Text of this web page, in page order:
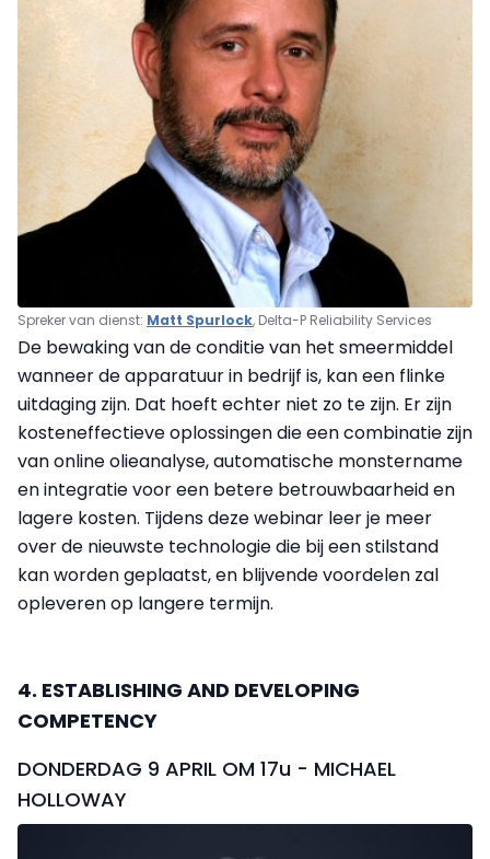
Spreker van dienst: Matt Spurlock, Delta-P Reliability Services
De bewaking van de conditie van het smeermiddel
wanneer de apparatuur in bedrijf is, kan een flinke
uitdaging zijn. Dat hoeft echter niet zo te zijn. Er zijn
kosteneffectieve oplossingen die een combinatie zijn
van online olieanalyse, automatische monstername
en integratie voor een betere betrouwbaarheid en
lagere kosten. Tijdens deze webinar leer je meer
over de nieuwste technologie die bij een stilstand
kan worden geplaatst, en blijvende voordelen zal
opleveren op langere termijn.
4. ESTABLISHING AND DEVELOPING
COMPETENCY
DONDERDAG 9 APRIL OM 17u - MICHAEL
HOLLOWAY